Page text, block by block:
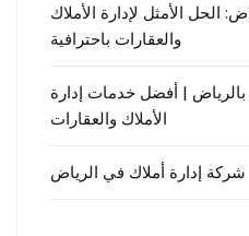
الحل الأمثل لإدارة الأملاك
والعقارات باحترافية
| أفضل خدمات إدارة
الأملاك والعقارات
شركة إدارة أملاك في الرياض